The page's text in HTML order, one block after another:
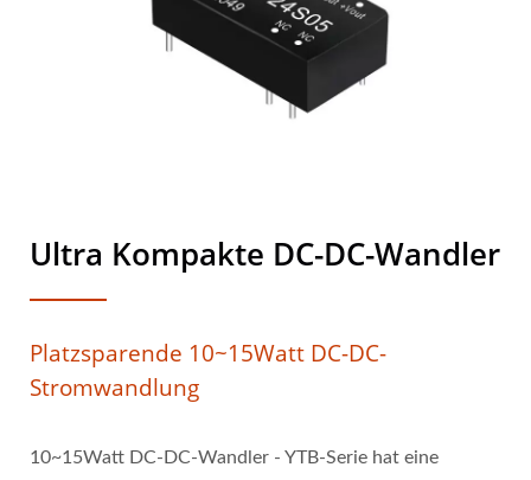
Ultra Kompakte DC-DC-Wandler
Platzsparende 10~15Watt DC-DC-
Stromwandlung
10~15Watt DC-DC-Wandler - YTB-Serie hat eine